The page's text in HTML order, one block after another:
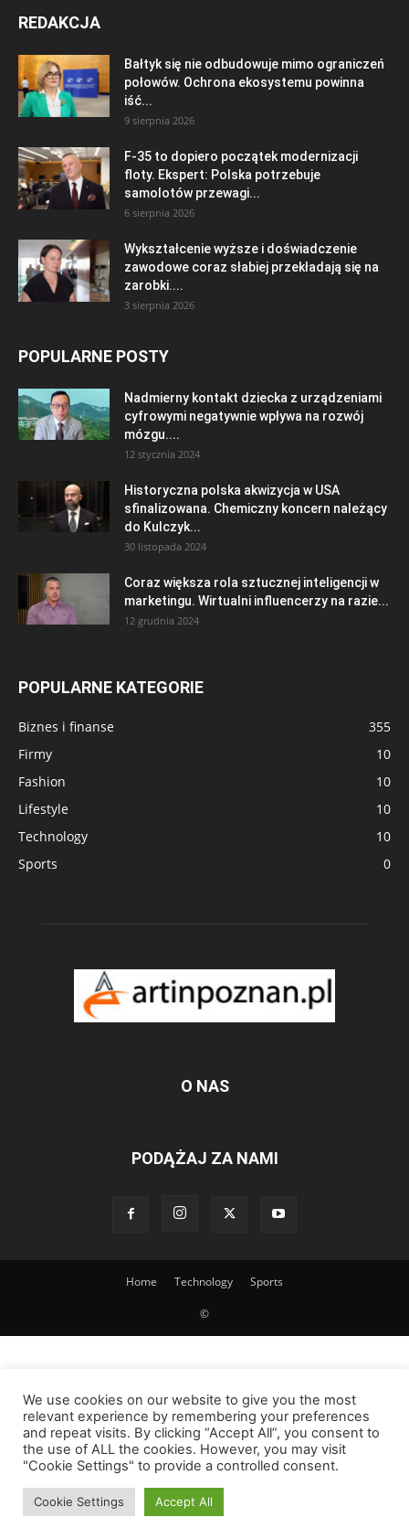
REDAKCJA
Bałtyk się nie odbudowuje mimo ograniczeń
połowów. Ochrona ekosystemu powinna
iść...
9 sierpnia 2026
F-35 to dopiero początek modernizacji
floty. Ekspert: Polska potrzebuje
samolotów przewagi...
6 sierpnia 2026
Wykształcenie wyższe i doświadczenie
zawodowe coraz słabiej przekładają się na
zarobki....
3 sierpnia 2026
POPULARNE POSTY
Nadmierny kontakt dziecka z urządzeniami
cyfrowymi negatywnie wpływa na rozwój
mózgu....
12 stycznia 2024
Historyczna polska akwizycja w USA
sfinalizowana. Chemiczny koncern należący
do Kulczyk...
30 listopada 2024
Coraz większa rola sztucznej inteligencji w
marketingu. Wirtualni influencerzy na razie...
12 grudnia 2024
POPULARNE KATEGORIE
Biznes i finanse
355
Firmy
10
Fashion
10
Lifestyle
10
Technology
10
Sports
0
O NAS
PODĄŻAJ ZA NAMI
Home Technology Sports
©
We use cookies on our website to give you the most
relevant experience by remembering your preferences
and repeat visits. By clicking “Accept All”, you consent to
the use of ALL the cookies. However, you may visit
"Cookie Settings" to provide a controlled consent.
Cookie Settings Accept All